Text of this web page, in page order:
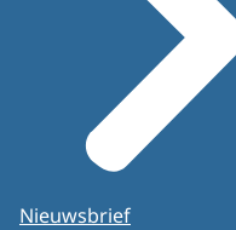
Nieuwsbrief